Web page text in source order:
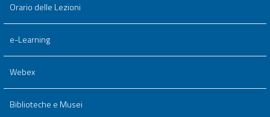
Orario delle Lezioni
e-Learning
Webex
Biblioteche e Musei